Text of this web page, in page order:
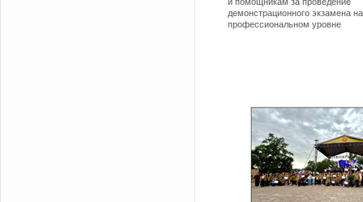
демонстрационного экзамена
профессиональном уровне